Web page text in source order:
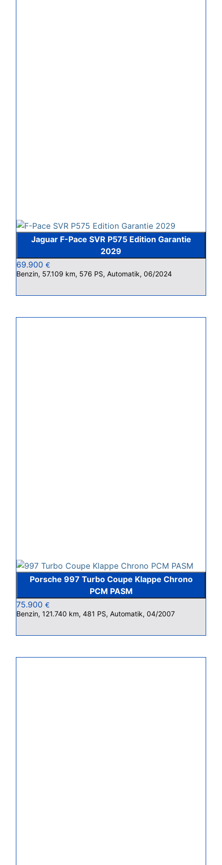
Jaguar F-Pace SVR P575 Edition Garantie
2029
69.900 €
Benzin, 57.109 km, 576 PS, Automatik, 06/2024
Porsche 997 Turbo Coupe Klappe Chrono
PCM PASM
75.900 €
Benzin, 121.740 km, 481 PS, Automatik, 04/2007